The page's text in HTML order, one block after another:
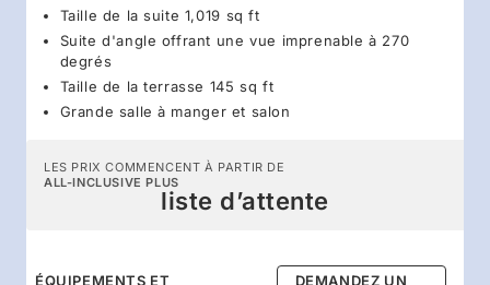
Taille de la suite 1,019 sq ft
Suite d'angle offrant une vue imprenable à 270
degrés
Taille de la terrasse 145 sq ft
Grande salle à manger et salon
LES PRIX COMMENCENT À PARTIR DE
ALL-INCLUSIVE PLUS
liste d’attente
ÉQUIPEMENTS ET
DEMANDEZ UN